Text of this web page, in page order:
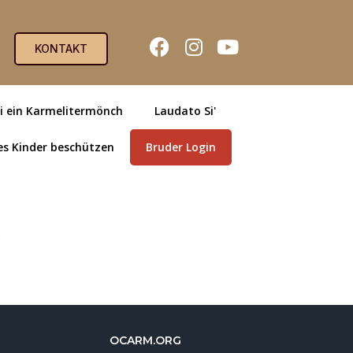
KONTAKT
ein Karmelitermönch Laudato Si'
Kinder beschützen Bruder Login
OCARM.ORG